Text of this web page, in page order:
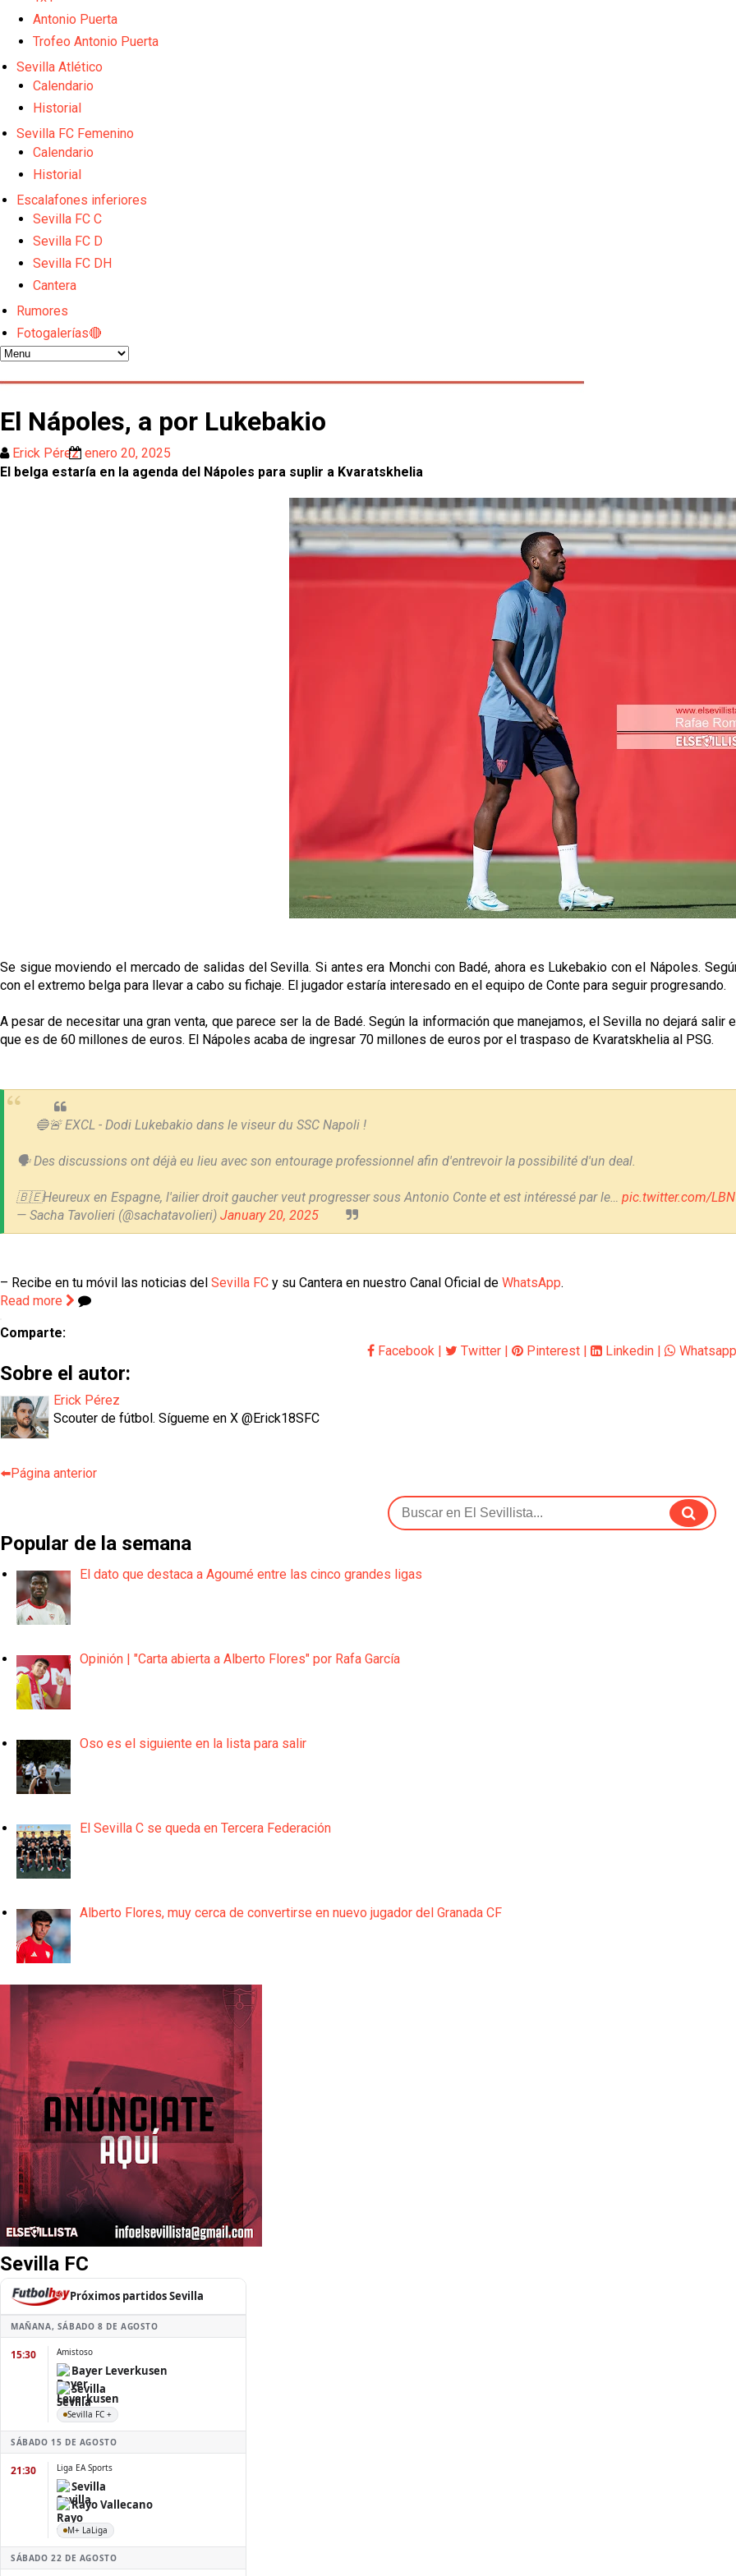
Oso es el siguiente en la lista para salir
Banquillos confirmados: así queda la cantera del Sevilla Femenino para la 2026/27
Previa | El Sevilla FC cierra la pretemporada con el exigente choque ante el Bayer Leverkusen
Antonio Puerta
Trofeo Antonio Puerta
Sevilla Atlético
Calendario
Historial
Sevilla FC Femenino
Calendario
Historial
Escalafones inferiores
Sevilla FC C
Sevilla FC D
Sevilla FC DH
Cantera
Rumores
Fotogalerías🔴
El Nápoles, a por Lukebakio
Erick Pérez enero 20, 2025
El belga estaría en la agenda del Nápoles para suplir a Kvaratskhelia
Se sigue moviendo el mercado de salidas del Sevilla. Si antes era Monchi con Badé, ahora es Lukebakio con el Nápoles.
con el extremo belga para llevar a cabo su fichaje. El jugador estaría interesado en el equipo de Conte para seguir progresando.
A pesar de necesitar una gran venta, que parece ser la de Badé. Según la información que manejamos, el Sevilla no dejará
que es de 60 millones de euros. El Nápoles acaba de ingresar 70 millones de euros por el traspaso de Kvaratskhelia al PSG.
🔵🚨 EXCL - Dodi Lukebakio dans le viseur du SSC Napoli !
🗣️ Des discussions ont déjà eu lieu avec son entourage professionnel afin d'entrevoir la possibilité d'un deal.
🇧🇪Heureux en Espagne, l'ailier droit gaucher veut progresser sous Antonio Conte et est intéressé par le… pic.twitter.com/
— Sacha Tavolieri (@sachatavolieri) January 20, 2025
– Recibe en tu móvil las noticias del Sevilla FC y su Cantera en nuestro Canal Oficial de WhatsApp.
Read more
Comparte:
Facebook | Twitter | Pinterest | Linkedin | Whatsapp
Sobre el autor:
Erick Pérez
Scouter de fútbol. Sígueme en X @Erick18SFC
⬅️Página anterior
Popular de la semana
El dato que destaca a Agoumé entre las cinco grandes ligas
Opinión | "Carta abierta a Alberto Flores" por Rafa García
Oso es el siguiente en la lista para salir
El Sevilla C se queda en Tercera Federación
Alberto Flores, muy cerca de convertirse en nuevo jugador del Granada CF
Sevilla FC